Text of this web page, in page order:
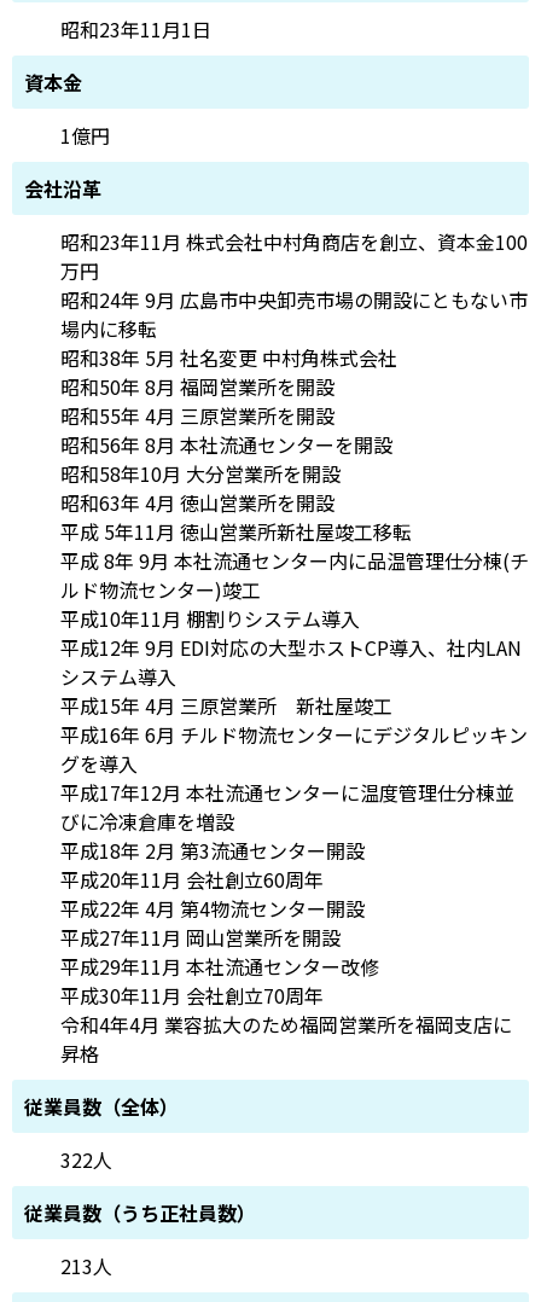
昭和23年11月1日
資本金
1億円
会社沿革
昭和23年11月 株式会社中村角商店を創立、資本金100
万円
昭和24年 9月 広島市中央卸売市場の開設にともない市
場内に移転
昭和38年 5月 社名変更 中村角株式会社
昭和50年 8月 福岡営業所を開設
昭和55年 4月 三原営業所を開設
昭和56年 8月 本社流通センターを開設
昭和58年10月 大分営業所を開設
昭和63年 4月 徳山営業所を開設
平成 5年11月 徳山営業所新社屋竣工移転
平成 8年 9月 本社流通センター内に品温管理仕分棟(チ
ルド物流センター)竣工
平成10年11月 棚割りシステム導入
平成12年 9月 EDI対応の大型ホストCP導入、社内LAN
システム導入
平成15年 4月 三原営業所 新社屋竣工
平成16年 6月 チルド物流センターにデジタルピッキン
グを導入
平成17年12月 本社流通センターに温度管理仕分棟並
びに冷凍倉庫を増設
平成18年 2月 第3流通センター開設
平成20年11月 会社創立60周年
平成22年 4月 第4物流センター開設
平成27年11月 岡山営業所を開設
平成29年11月 本社流通センター改修
平成30年11月 会社創立70周年
令和4年4月 業容拡大のため福岡営業所を福岡支店に
昇格
従業員数（全体）
322人
従業員数（うち正社員数）
213人